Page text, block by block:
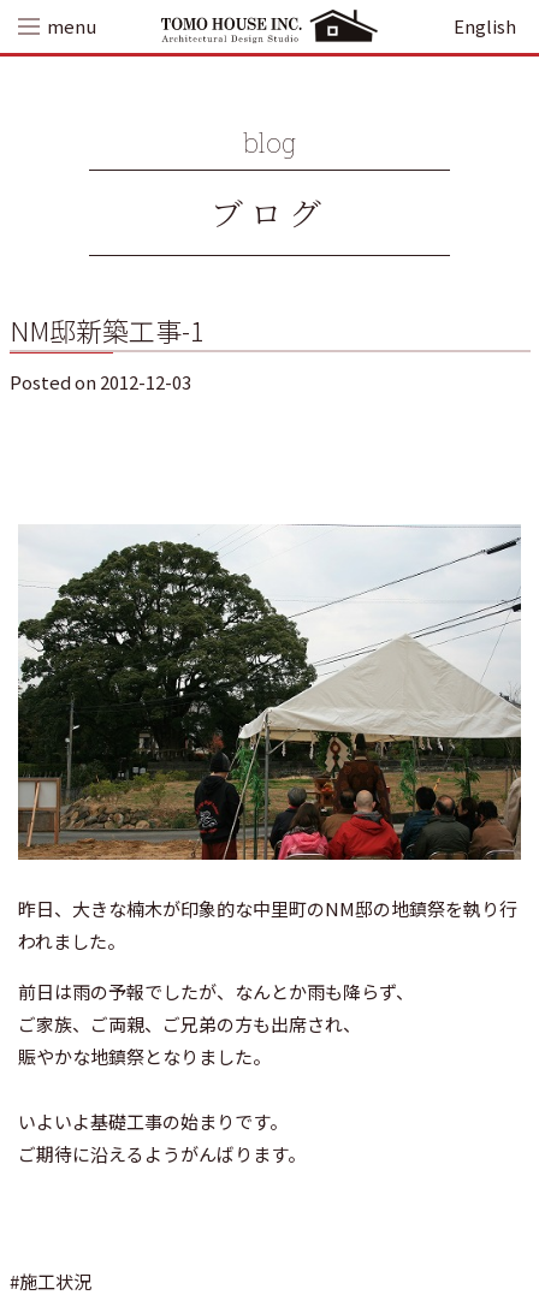
content
menu English
blog
ブログ
NM邸新築工事-1
Posted on 2012-12-03
昨日、大きな楠木が印象的な中里町のNM邸の地鎮祭を執り行
われました。
前日は雨の予報でしたが、なんとか雨も降らず、
ご家族、ご両親、ご兄弟の方も出席され、
賑やかな地鎮祭となりました。
いよいよ基礎工事の始まりです。
ご期待に沿えるようがんばります。
#施工状況